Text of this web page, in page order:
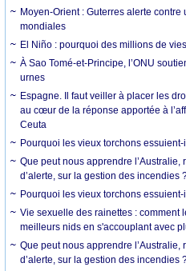
Moyen-Orient : Guterres alerte
mondiales
El Niño : pourquoi des millions de
À Sao Tomé-et-Principe, l’ONU
urnes
Espagne. Il faut veiller à placer les
au cœur de la réponse apportée à
Ceuta
Pourquoi les vieux torchons
Que peut nous apprendre
d’alerte, sur la gestion des incendies
Pourquoi les vieux torchons
Vie sexuelle des rainettes : comment
meilleurs nids en s'accouplant avec
Que peut nous apprendre
d’alerte, sur la gestion des incendies